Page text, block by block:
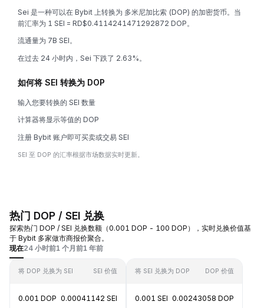
Sei 是一种可以在 Bybit 上转换为 多米尼加比索 (DOP) 的加密货币。当
前汇率为 1 SEI = RD$0.4114241471292872 DOP。
流通量为 7B SEI。
在过去 24 小时内，Sei 下跌了 2.63%。
如何将 SEI 转换为 DOP
输入您要转换的 SEI 数量
计算器将显示等值的 DOP
注册 Bybit 账户即可买卖或交易 SEI
SEI 至 DOP 的汇率根据市场数据实时更新。
热门 DOP / SEI 兑换
探索热门 DOP / SEI 兑换数额（0.001 DOP - 100 DOP），实时兑换价值基
于 Bybit 多家做市商报价聚合。
现在24 小时前1 个月前1 年前
将 DOP 兑换为 SEI SEI 价值
0.001 DOP 0.00041142 SEI
将 SEI 兑换为 DOP DOP 价值
0.001 SEI 0.00243058 DOP